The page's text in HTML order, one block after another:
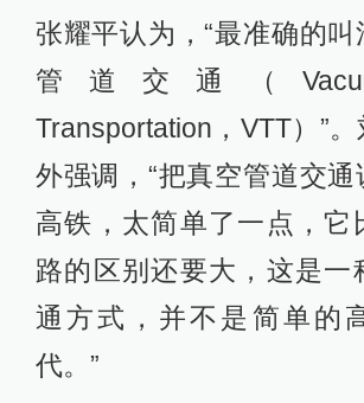
张耀平认为，“最准确的
管道交通（
Transportation，VTT）”
外强调，“把真空管道交
高铁，太简单了一点，它
路的区别还要大，这是一
通方式，并不是简单的
代。”